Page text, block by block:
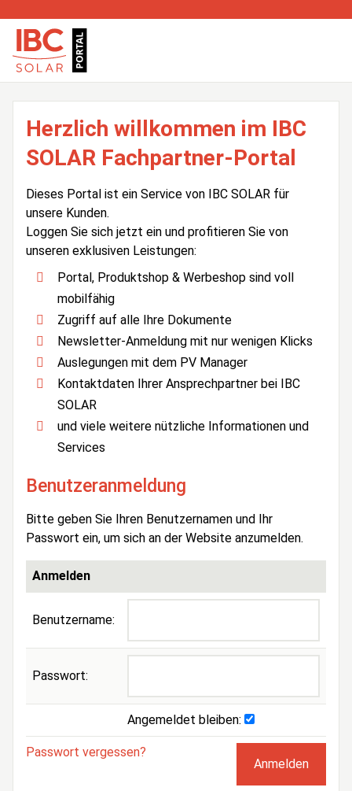
Herzlich willkommen im IBC
SOLAR Fachpartner-Portal
Dieses Portal ist ein Service von IBC SOLAR für
unsere Kunden.
Loggen Sie sich jetzt ein und profitieren Sie von
unseren exklusiven Leistungen:
Portal, Produktshop & Werbeshop sind voll
mobilfähig
Zugriff auf alle Ihre Dokumente
Newsletter-Anmeldung mit nur wenigen Klicks
Auslegungen mit dem PV Manager
Kontaktdaten Ihrer Ansprechpartner bei IBC
SOLAR
und viele weitere nützliche Informationen und
Services
Benutzeranmeldung
Bitte geben Sie Ihren Benutzernamen und Ihr
Passwort ein, um sich an der Website anzumelden.
Anmelden
Benutzername:
Passwort:
Angemeldet bleiben:
Passwort vergessen?